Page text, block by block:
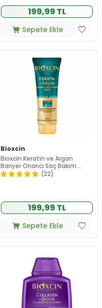
199,99 TL
Sepete Ekle
Bioxcin
Bioxcin Keratin ve Argan
Bariyer Onarıcı Saç Bakım
Kremi 250 ml (22)
199,99 TL
Sepete Ekle